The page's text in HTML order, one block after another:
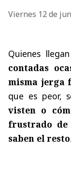
Viernes 12 de
Quienes
contadas
misma jerga
que es peor,
visten o
frustrado
saben el resto.